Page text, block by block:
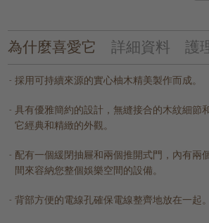
為什麼喜愛它 詳細資料 護
採用可持續來源的實心柚木精美製作而成。
具有優雅簡約的設計，無縫接合的木紋細節
它經典和精緻的外觀。
配有一個緩閉抽屜和兩個推開式門，內有兩
間來容納您整個娛樂空間的設備。
背部方便的電線孔確保電線整齊地放在一起。